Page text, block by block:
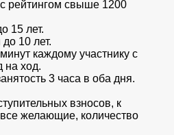
рейтингом свыше 1200
15 лет.
10 лет.
каждому участнику с
на ход.
3 часа в оба дня.
взносов, к
желающие, количество